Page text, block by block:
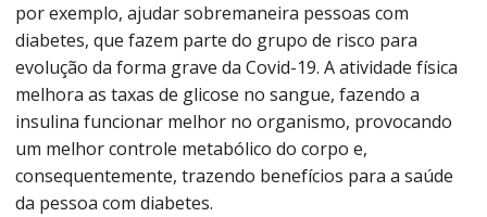
por exemplo, ajudar sobremaneira pessoas com
diabetes, que fazem parte do grupo de risco para
evolução da forma grave da Covid-19. A atividade física
melhora as taxas de glicose no sangue, fazendo a
insulina funcionar melhor no organismo, provocando
um melhor controle metabólico do corpo e,
consequentemente, trazendo benefícios para a saúde
da pessoa com diabetes.